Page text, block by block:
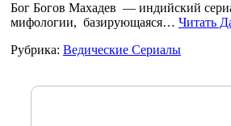
Бог Богов Махадев — индийский
мифологии, базирующаяся… Читать
Рубрика: Ведические Сериалы